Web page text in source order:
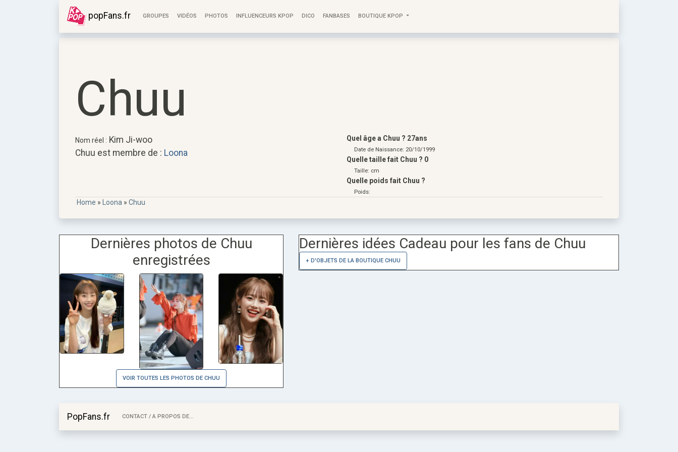
popFans.fr GROUPES VIDÉOS PHOTOS INFLUENCEURS KPOP DICO FANBASES BOUTIQUE KPOP
Chuu
Nom réel : Kim Ji-woo
Chuu est membre de : Loona
Quel âge a Chuu ? 27ans
Date de Naissance: 20/10/1999
Quelle taille fait Chuu ? 0
Taille: cm
Quelle poids fait Chuu ?
Poids:
Home » Loona » Chuu
Dernières photos de Chuu
enregistrées
VOIR TOUTES LES PHOTOS DE CHUU
Dernières idées Cadeau pour les fans de Chuu
+ D'OBJETS DE LA BOUTIQUE CHUU
PopFans.fr CONTACT / A PROPOS DE...